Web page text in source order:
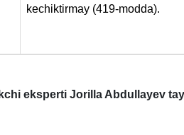
kechiktirmay (419-modda).
eksperti Jorilla Abdullayev